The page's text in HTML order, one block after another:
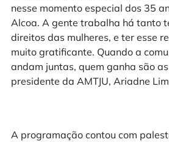
nesse momento especial dos 35
Alcoa. A gente trabalha há tanto
direitos das mulheres, e ter esse
muito gratificante. Quando a
andam juntas, quem ganha são
presidente da AMTJU, Ariadne
A programação contou com